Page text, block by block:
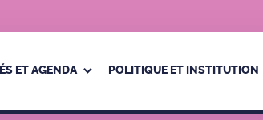
ET AGENDA POLITIQUE ET INSTITUTION